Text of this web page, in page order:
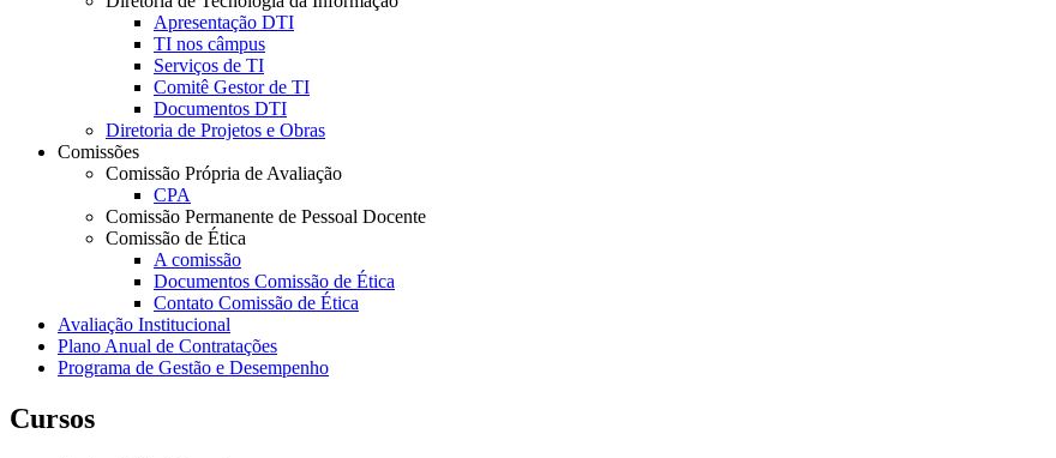
Apresentação DTI
TI nos câmpus
Serviços de TI
Comitê Gestor de TI
Documentos DTI
Diretoria de Projetos e Obras
Comissões
Comissão Própria de Avaliação
CPA
Comissão Permanente de Pessoal Docente
Comissão de Ética
A comissão
Documentos Comissão de Ética
Contato Comissão de Ética
Avaliação Institucional
Plano Anual de Contratações
Programa de Gestão e Desempenho
Cursos